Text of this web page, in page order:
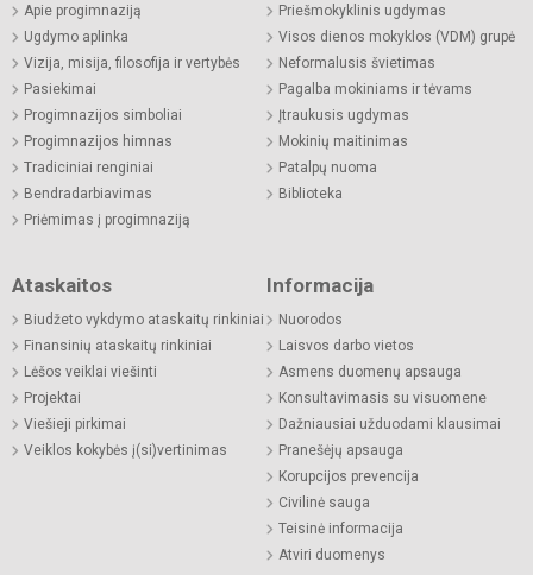
Apie progimnaziją
Ugdymo aplinka
Vizija, misija, filosofija ir vertybės
Pasiekimai
Progimnazijos simboliai
Progimnazijos himnas
Tradiciniai renginiai
Bendradarbiavimas
Priėmimas į progimnaziją
Priešmokyklinis ugdymas
Visos dienos mokyklos (VDM) grupė
Neformalusis švietimas
Pagalba mokiniams ir tėvams
Įtraukusis ugdymas
Mokinių maitinimas
Patalpų nuoma
Biblioteka
Ataskaitos
Biudžeto vykdymo ataskaitų rinkiniai
Finansinių ataskaitų rinkiniai
Lėšos veiklai viešinti
Projektai
Viešieji pirkimai
Veiklos kokybės į(si)vertinimas
Informacija
Nuorodos
Laisvos darbo vietos
Asmens duomenų apsauga
Konsultavimasis su visuomene
Dažniausiai užduodami klausimai
Pranešėjų apsauga
Korupcijos prevencija
Civilinė sauga
Teisinė informacija
Atviri duomenys